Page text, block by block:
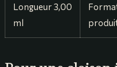
Longueur 3,00
ml